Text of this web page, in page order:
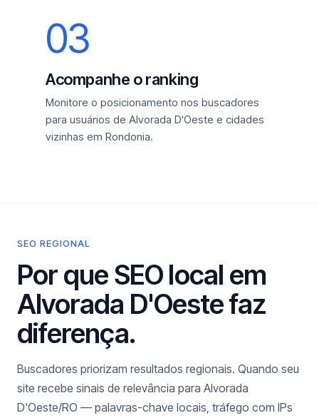
03
Acompanhe o ranking
Monitore o posicionamento nos buscadores
para usuários de Alvorada D'Oeste e cidades
vizinhas em Rondonia.
SEO REGIONAL
Por que SEO local em
Alvorada D'Oeste faz
diferença.
Buscadores priorizam resultados regionais. Quando seu
site recebe sinais de relevância para Alvorada
D'Oeste/RO — palavras-chave locais, tráfego com IPs